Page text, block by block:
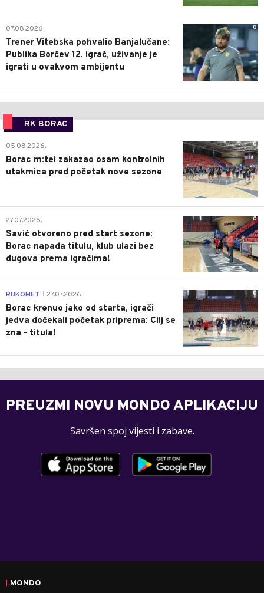
0
07.08.2026.
Trener Vitebska pohvalio Banjalučane:
Publika Borčev 12. igrač, uživanje je
igrati u ovakvom ambijentu
RK BORAC
0
05.08.2026.
Borac m:tel zakazao osam kontrolnih
utakmica pred početak nove sezone
0
27.07.2026.
Savić otvoreno pred start sezone:
Borac napada titulu, klub ulazi bez
dugova prema igračima!
0
RUKOMET 27.07.2026.
Borac krenuo jako od starta, igrači
jedva dočekali početak priprema: Cilj se
zna - titula!
PREUZMI NOVU MONDO APLIKACIJU
Savršen spoj vijesti i zabave.
MONDO